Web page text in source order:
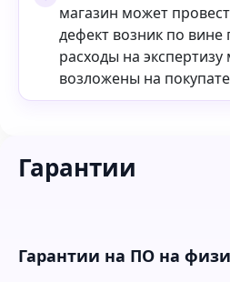
магазин может
дефект возник по
расходы на экспертизу
возложены на
Гарантии
Гарантии на ПО на